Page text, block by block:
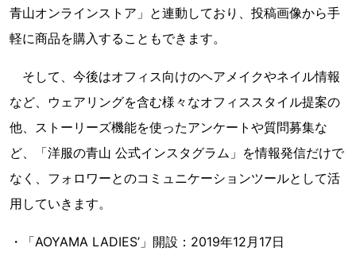
青山オンラインストア」と連動しており、投稿画像から手
軽に商品を購入することもできます。
そして、今後はオフィス向けのヘアメイクやネイル情報
など、ウェアリングを含む様々なオフィススタイル提案の
他、ストーリーズ機能を使ったアンケートや質問募集な
ど、「洋服の青山 公式インスタグラム」を情報発信だけで
なく、フォロワーとのコミュニケーションツールとして活
用していきます。
・「AOYAMA LADIES’」開設：2019年12月17日